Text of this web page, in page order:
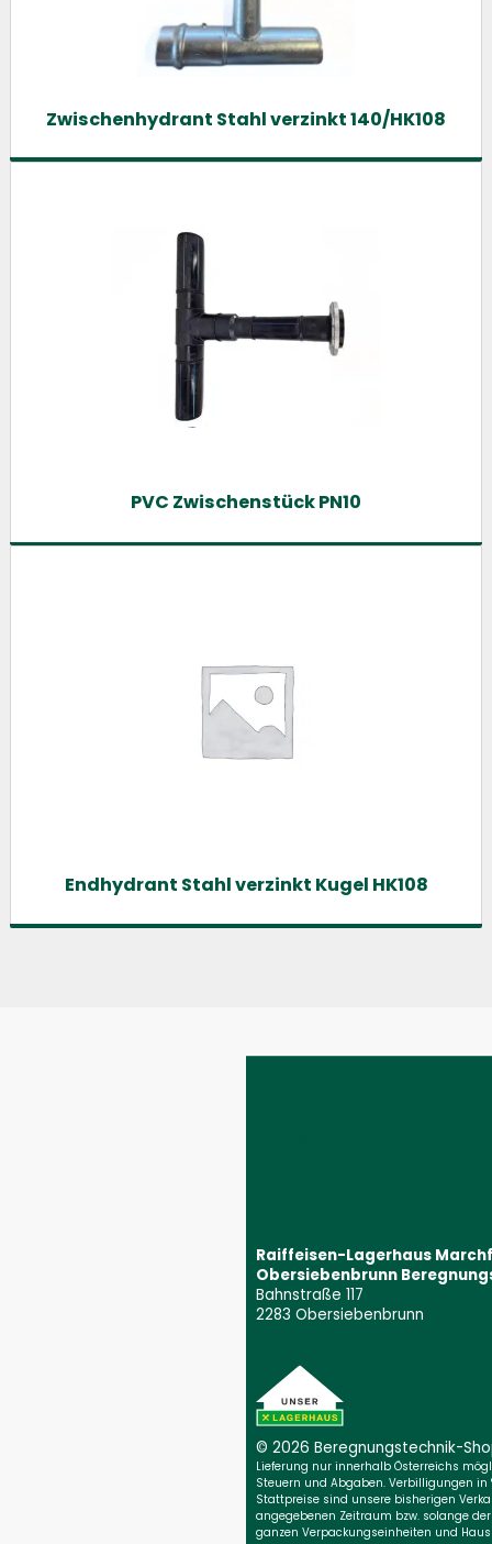
Zwischenhydrant Stahl verzinkt 140/HK108
PVC Zwischenstück PN10
Endhydrant Stahl verzinkt Kugel HK108
Raiffeisen-Lagerhaus
Obersiebenbrunn
Bahnstraße 117
2283 Obersiebenbrunn
© 2026 Beregnungs­technik-
Lieferung nur innerhalb Österreichs
Steuern und Abgaben. Verbilligungen
Stattpreise sind unsere bisherigen
angegebenen Zeitraum bzw. solange
ganzen Verpackungseinheiten und